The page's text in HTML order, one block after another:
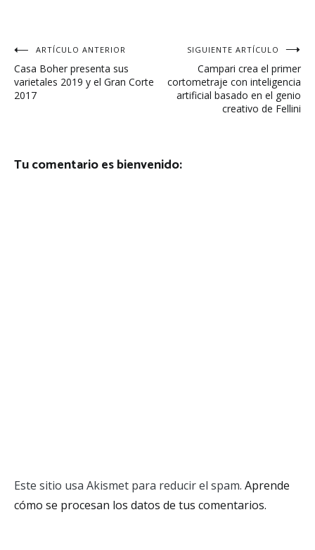
Navegación
de
entradas
ARTÍCULO ANTERIOR
Casa Boher presenta sus
varietales 2019 y el Gran Corte
2017
SIGUIENTE ARTÍCULO
Campari crea el primer
cortometraje con inteligencia
artificial basado en el genio
creativo de Fellini
Tu comentario es bienvenido:
Este sitio usa Akismet para reducir el spam. Aprende
cómo se procesan los datos de tus comentarios.